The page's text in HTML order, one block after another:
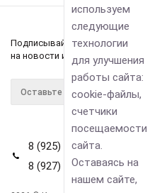
Подписывайтесь
на новости и акции
8 (925) 114-42-80
8 (927) 911-22-66
используем
следующие
технологии
для улучшения
работы сайта:
cookie-файлы,
счетчики
посещаемости
сайта.
Оставаясь на
нашем сайте,